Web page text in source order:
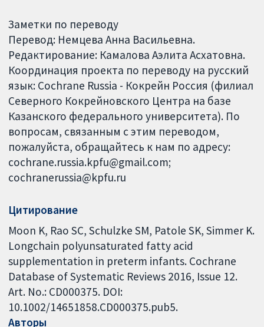
Заметки по переводу
Перевод: Немцева Анна Васильевна.
Редактирование: Камалова Аэлита Асхатовна.
Координация проекта по переводу на русский
язык: Cochrane Russia - Кокрейн Россия (филиал
Северного Кокрейновского Центра на базе
Казанского федерального университета). По
вопросам, связанным с этим переводом,
пожалуйста, обращайтесь к нам по адресу:
cochrane.russia.kpfu@gmail.com;
cochranerussia@kpfu.ru
Цитирование
Moon K, Rao SC, Schulzke SM, Patole SK, Simmer K.
Longchain polyunsaturated fatty acid
supplementation in preterm infants. Cochrane
Database of Systematic Reviews 2016, Issue 12.
Art. No.: CD000375. DOI:
10.1002/14651858.CD000375.pub5.
Авторы